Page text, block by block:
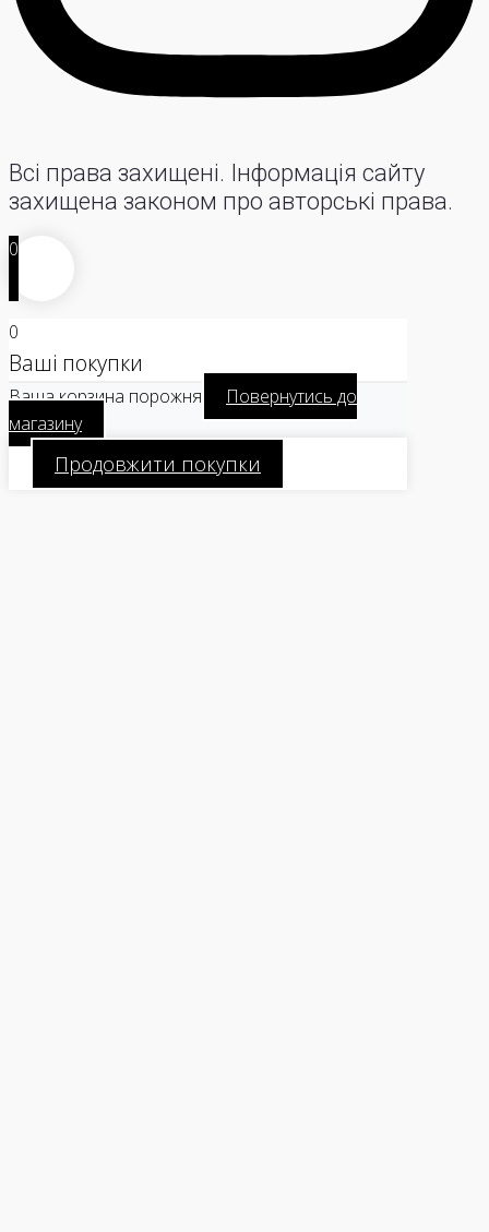
Всі права захищені. Інформація сайту
захищена законом про авторські права.
0
0
Ваші покупки
Ваша корзина порожня
Повернутись до
магазину
Продовжити покупки